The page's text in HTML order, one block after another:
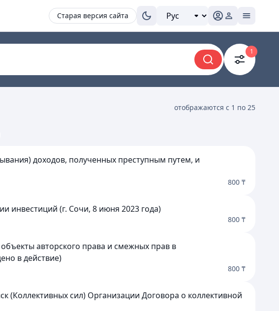
Старая версия сайта
1
отображаются с 1 по 25
доходов, полученных преступным путем, и
800 ₸
инвестиций (г. Сочи, 8 июня 2023 года)
800 ₸
авторского права и смежных прав в
в действие)
800 ₸
сил) Организации Договора о коллективной